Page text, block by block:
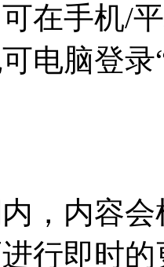
在手机/
电脑登
，内容
行即时